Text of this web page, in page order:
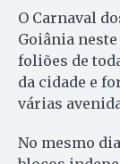
O Carnaval
Goiânia neste
foliões de
da cidade e
várias
No mesmo